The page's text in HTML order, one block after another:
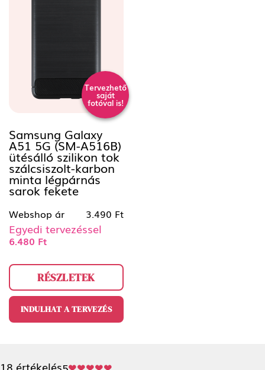
Tervezhető
saját
fotóval is!
Samsung Galaxy
A51 5G (SM-A516B)
ütésálló szilikon tok
szálcsiszolt-karbon
minta légpárnás
sarok fekete
Webshop ár 3.490 Ft
Egyedi tervezéssel
6.480 Ft
RÉSZLETEK
INDULHAT A TERVEZÉS
18 értékelés